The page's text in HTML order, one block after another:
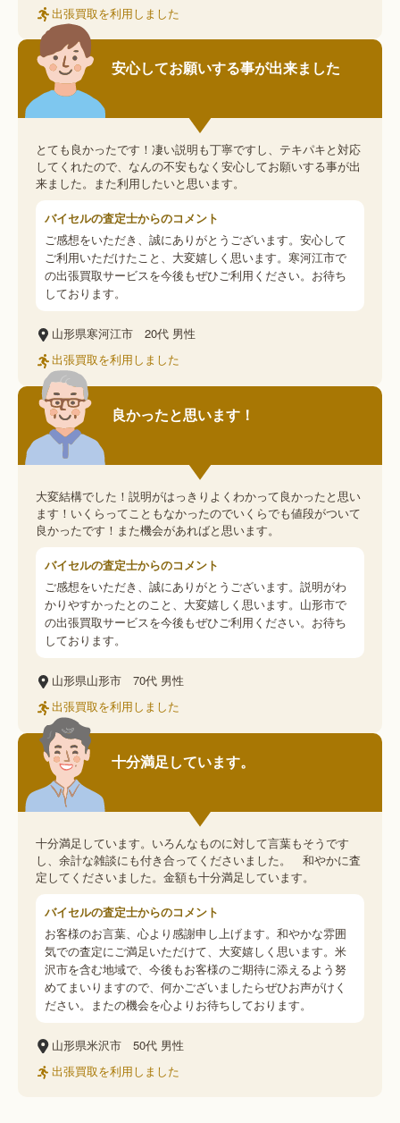
出張買取を利用しました
安心してお願いする事が出来ました
とても良かったです！凄い説明も丁寧ですし、テキパキと対応
してくれたので、なんの不安もなく安心してお願いする事が出
来ました。また利用したいと思います。
バイセルの査定士からのコメント
ご感想をいただき、誠にありがとうございます。安心して
ご利用いただけたこと、大変嬉しく思います。寒河江市で
の出張買取サービスを今後もぜひご利用ください。お待ち
しております。
山形県寒河江市 20代 男性
出張買取を利用しました
良かったと思います！
大変結構でした！説明がはっきりよくわかって良かったと思い
ます！いくらってこともなかったのでいくらでも値段がついて
良かったです！また機会があればと思います。
バイセルの査定士からのコメント
ご感想をいただき、誠にありがとうございます。説明がわ
かりやすかったとのこと、大変嬉しく思います。山形市で
の出張買取サービスを今後もぜひご利用ください。お待ち
しております。
山形県山形市 70代 男性
出張買取を利用しました
十分満足しています。
十分満足しています。いろんなものに対して言葉もそうです
し、余計な雑談にも付き合ってくださいました。 和やかに査
定してくださいました。金額も十分満足しています。
バイセルの査定士からのコメント
お客様のお言葉、心より感謝申し上げます。和やかな雰囲
気での査定にご満足いただけて、大変嬉しく思います。米
沢市を含む地域で、今後もお客様のご期待に添えるよう努
めてまいりますので、何かございましたらぜひお声がけく
ださい。またの機会を心よりお待ちしております。
山形県米沢市 50代 男性
出張買取を利用しました